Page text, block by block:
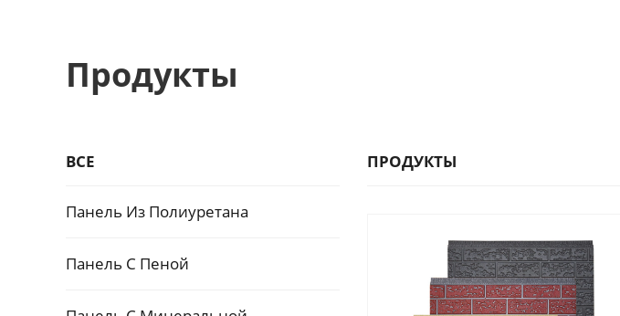
Продукты
ВСЕ
Панель Из Полиуретана
Панель С Пеной
ПРОДУКТЫ